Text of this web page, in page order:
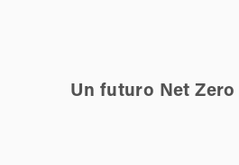
Un futuro Net